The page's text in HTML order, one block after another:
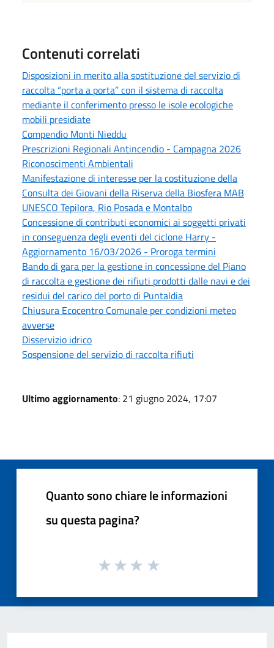
Contenuti correlati
Disposizioni in merito alla sostituzione del servizio di
raccolta “porta a porta” con il sistema di raccolta
mediante il conferimento presso le isole ecologiche
mobili presidiate
Compendio Monti Nieddu
Prescrizioni Regionali Antincendio - Campagna 2026
Riconoscimenti Ambientali
Manifestazione di interesse per la costituzione della
Consulta dei Giovani della Riserva della Biosfera MAB
UNESCO Tepilora, Rio Posada e Montalbo
Concessione di contributi economici ai soggetti privati
in conseguenza degli eventi del ciclone Harry -
Aggiornamento 16/03/2026 - Proroga termini
Bando di gara per la gestione in concessione del Piano
di raccolta e gestione dei rifiuti prodotti dalle navi e dei
residui del carico del porto di Puntaldia
Chiusura Ecocentro Comunale per condizioni meteo
avverse
Disservizio idrico
Sospensione del servizio di raccolta rifiuti
Ultimo aggiornamento: 21 giugno 2024, 17:07
Quanto sono chiare le informazioni
su questa pagina?